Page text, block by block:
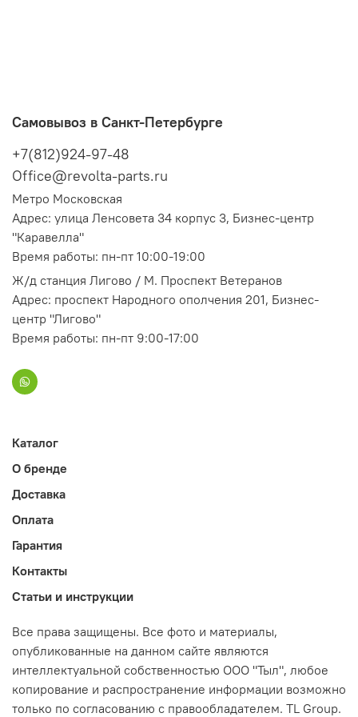
Самовывоз в Санкт-Петербурге
+7(812)924-97-48
Office@revolta-parts.ru
Метро Московская
Адрес: улица Ленсовета 34 корпус 3, Бизнес-центр
"Каравелла"
Время работы: пн-пт 10:00-19:00
Ж/д станция Лигово / М. Проспект Ветеранов
Адрес: проспект Народного ополчения 201, Бизнес-
центр "Лигово"
Время работы: пн-пт 9:00-17:00
Каталог
О бренде
Доставка
Оплата
Гарантия
Контакты
Статьи и инструкции
Все права защищены. Все фото и материалы,
опубликованные на данном сайте являются
интеллектуальной собственностью ООО "Тыл", любое
копирование и распространение информации возможно
только по согласованию с правообладателем. TL Group.